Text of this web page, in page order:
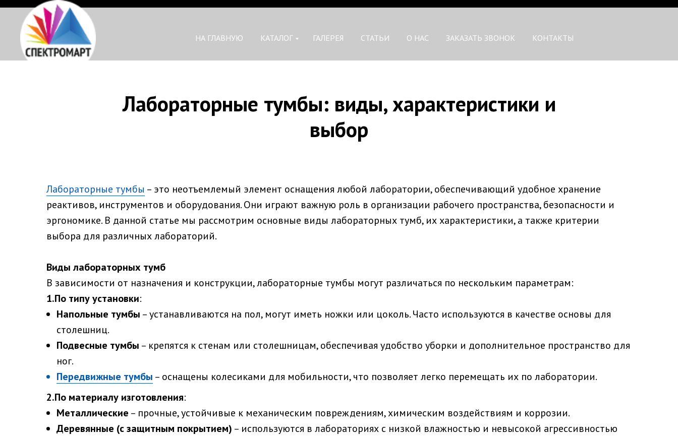
НА ГЛАВНУЮ КАТАЛОГ ГАЛЕРЕЯ СТАТЬИ О НАС ЗАКАЗАТЬ ЗВОНОК КОНТАКТЫ
Лабораторные тумбы: виды, характеристики и
выбор
Лабораторные тумбы – это неотъемлемый элемент оснащения любой лаборатории, обеспечивающий удобное хранение
реактивов, инструментов и оборудования. Они играют важную роль в организации рабочего пространства, безопасности и
эргономике. В данной статье мы рассмотрим основные виды лабораторных тумб, их характеристики, а также критерии
выбора для различных лабораторий.
Виды лабораторных тумб
В зависимости от назначения и конструкции, лабораторные тумбы могут различаться по нескольким параметрам:
1.По типу установки:
Напольные тумбы – устанавливаются на пол, могут иметь ножки или цоколь. Часто используются в качестве основы для
столешниц.
Подвесные тумбы – крепятся к стенам или столешницам, обеспечивая удобство уборки и дополнительное пространство для
ног.
Передвижные тумбы – оснащены колесиками для мобильности, что позволяет легко перемещать их по лаборатории.
2.По материалу изготовления:
Металлические – прочные, устойчивые к механическим повреждениям, химическим воздействиям и коррозии.
Деревянные (с защитным покрытием) – используются в лабораториях с низкой влажностью и невысокой агрессивностью